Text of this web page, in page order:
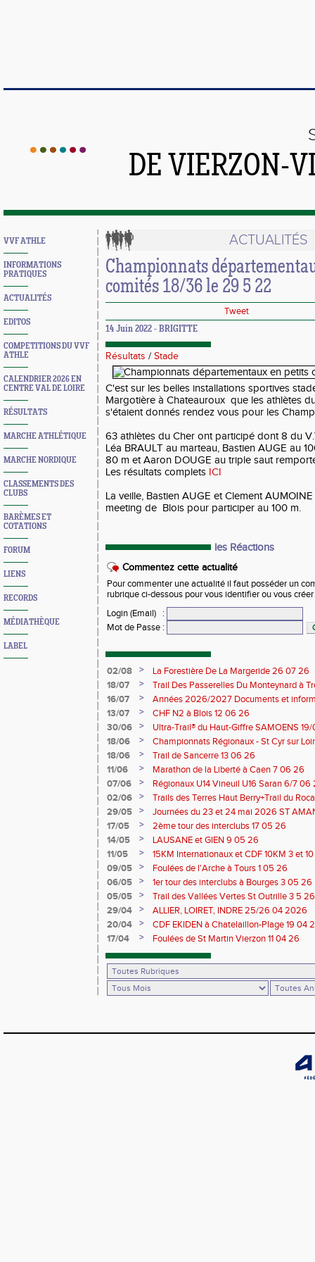
DE VIERZON-
VVF ATHLE
INFORMATIONS
PRATIQUES
ACTUALITÉS
EDITOS
COMPETITIONS DU VVF
ATHLE
CALENDRIER 2026 EN
CENTRE VAL DE LOIRE
RÉSULTATS
MARCHE ATHLÉTIQUE
MARCHE NORDIQUE
CLASSEMENTS DES
CLUBS
BARÈMES ET
COTATIONS
FORUM
LIENS
RECORDS
MÉDIATHÈQUE
LABEL
ACTUALITÉS
Championnats
comités 18/36 le 29 5 22
Tweet
14 Juin 2022 - BRIGITTE
Résultats / Stade
C'est sur les belles installations sportives
Margotière à Chateauroux que les athlètes
s'étaient donnés rendez vous pour les
63 athlètes du Cher ont participé dont 8 du
Léa BRAULT au marteau, Bastien AUGE au
80 m et Aaron DOUGE au triple saut
Les résultats complets ICI
La veille, Bastien AUGE et Clement
meeting de Blois pour participer au 100 m.
les Réactions
Commentez cette actualité
Pour commenter une actualité il faut posséder un
rubrique ci-dessous pour vous identifier ou vous
Login (Email)
:
Mot de Passe :
02/08 >
La Forestière De La Margeride 26 07 26
18/07
>
Trail Des Passerelles Du Monteynard à
16/07
>
Années 2026/2027 Documents et
13/07
>
CHF N2 à Blois 12 06 26
30/06
>
Ultra-Trail® du Haut-Giffre SAMOENS
18/06
>
Championnats Régionaux - St Cyr sur
Saran 13/14 06 26
18/06 >
Trail de Sancerre 13 06 26
11/06
>
Marathon de la Liberté à Caen 7 06 26
07/06
>
Régionaux U14 Vineuil U16 Saran 6/7 06
02/06
>
Trails des Terres Haut Berry+Trail du
du Berry 30/31 05 2026
29/05 >
Journées du 23 et 24 mai 2026 ST
17/05
>
2ème tour des interclubs 17 05 26
14/05
>
LAUSANE et GIEN 9 05 26
11/05
>
15KM Internationaux et CDF 10KM 3 et
09/05
>
Foulées de l'Arche à Tours 1 05 26
06/05
>
1er tour des interclubs à Bourges 3 05 26
05/05
>
Trail des Vallées Vertes St Outrille 3 5 26
29/04
>
ALLIER, LOIRET, INDRE 25/26 04 2026
20/04
>
CDF EKIDEN à Chatelaillon-Plage 19 04
17/04
> Foulées de St Martin Vierzon 11 04 26